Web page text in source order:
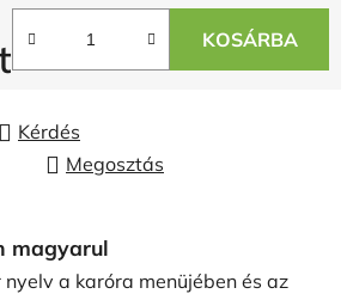
KOSÁRBA
Kérdés
Megosztás
magyarul
a karóra menüjében és az